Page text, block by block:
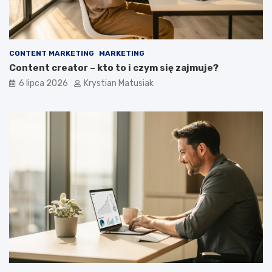
CONTENT MARKETING MARKETING
Content creator – kto to i czym się zajmuje?
6 lipca 2026 Krystian Matusiak